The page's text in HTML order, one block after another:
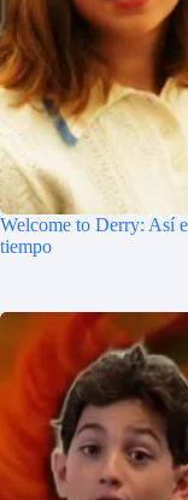
Welcome to Derry: Así
tiempo